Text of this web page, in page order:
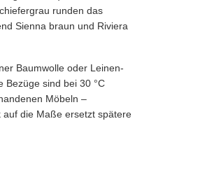
runden das
Sienna braun und Riviera
Baumwolle oder Leinen-
Bezüge sind bei 30 °C
Möbeln –
auf die Maße ersetzt spätere